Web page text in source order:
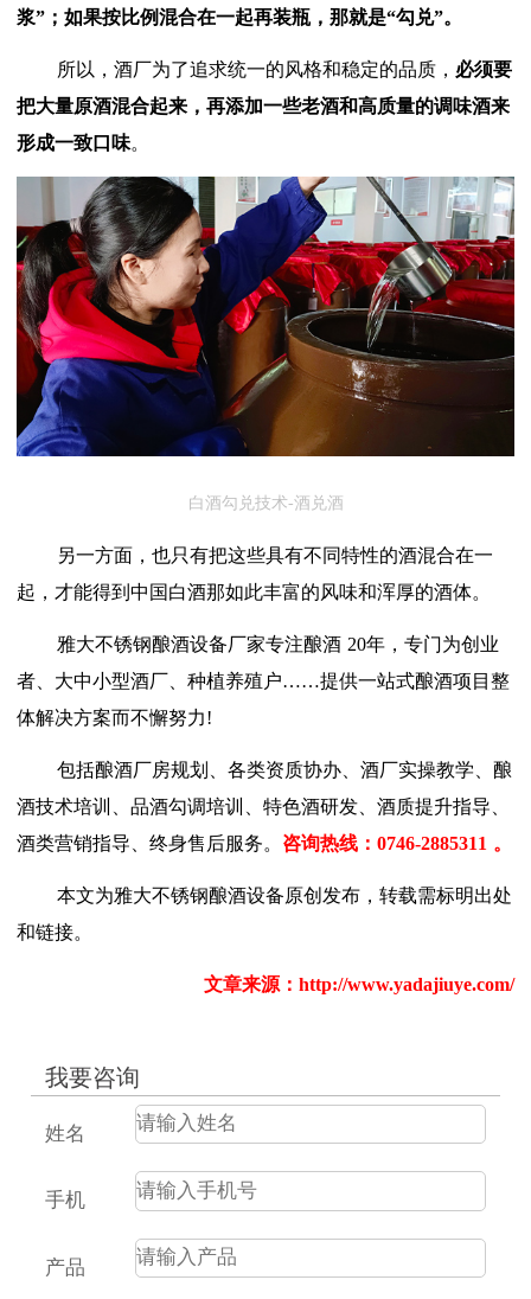
浆”；如果按比例混合在一起再装瓶，那就是“勾兑”。
所以，酒厂为了追求统一的风格和稳定的品质， 必须要
把大量原酒混合起来，再添加一些老酒和高质量的调味酒来
形成一致口味。
白酒勾兑技术-酒兑酒
另一方面，也只有把这些具有不同特性的酒混合在一
起，才能得到中国白酒那如此丰富的风味和浑厚的酒体。
雅大不锈钢酿酒设备厂家专注酿酒 20年， 专门为创业
者、大中小型酒厂、种植养殖户……提供一站式酿酒项目整
体解决方案而不懈努力!
包括酿酒厂房规划、各类资质协办、酒厂实操教学、酿
酒技术培训、品酒勾调培训、特色酒研发、酒质提升指导、
酒类营销指导、终身售后服务。 咨询热线： 0746-2885311 。
本文为雅大不锈钢酿酒设备原创发布，转载需标明出处
和链接。
文章来源： http://www.yadajiuye.com/
我要咨询
姓名
手机
产品